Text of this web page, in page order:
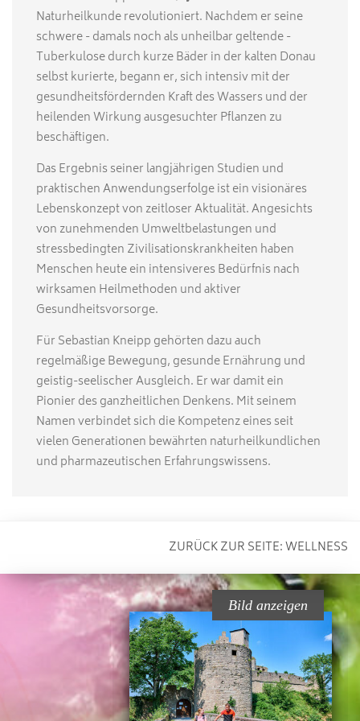
Naturheilkunde revolutioniert. Nachdem er seine
schwere - damals noch als unheilbar geltende -
Tuberkulose durch kurze Bäder in der kalten Donau
selbst kurierte, begann er, sich intensiv mit der
gesundheitsfördernden Kraft des Wassers und der
heilenden Wirkung ausgesuchter Pflanzen zu
beschäftigen.
Das Ergebnis seiner langjährigen Studien und
praktischen Anwendungserfolge ist ein visionäres
Lebenskonzept von zeitloser Aktualität. Angesichts
von zunehmenden Umweltbelastungen und
stressbedingten Zivilisationskrankheiten haben
Menschen heute ein intensiveres Bedürfnis nach
wirksamen Heilmethoden und aktiver
Gesundheitsvorsorge.
Für Sebastian Kneipp gehörten dazu auch
regelmäßige Bewegung, gesunde Ernährung und
geistig-seelischer Ausgleich. Er war damit ein
Pionier des ganzheitlichen Denkens. Mit seinem
Namen verbindet sich die Kompetenz eines seit
vielen Generationen bewährten naturheilkundlichen
und pharmazeutischen Erfahrungswissens.
ZURÜCK ZUR SEITE:WELLNESS
Bild anzeigen